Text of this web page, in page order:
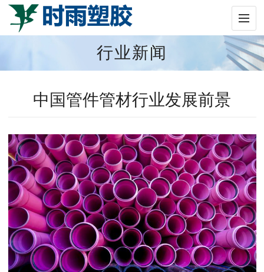
行业新闻
中国管件管材行业发展前景